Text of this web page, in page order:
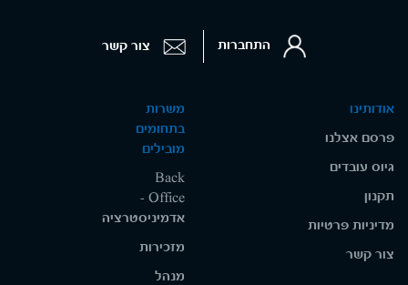
אודותינו
פרסם אצלנו
גיוס עובדים
תקנון
מדיניות פרטיות
צור קשר
משרות
בתחומים
מובילים
Back
Office -
אדמיניסטרציה
מזכירות
מנהל